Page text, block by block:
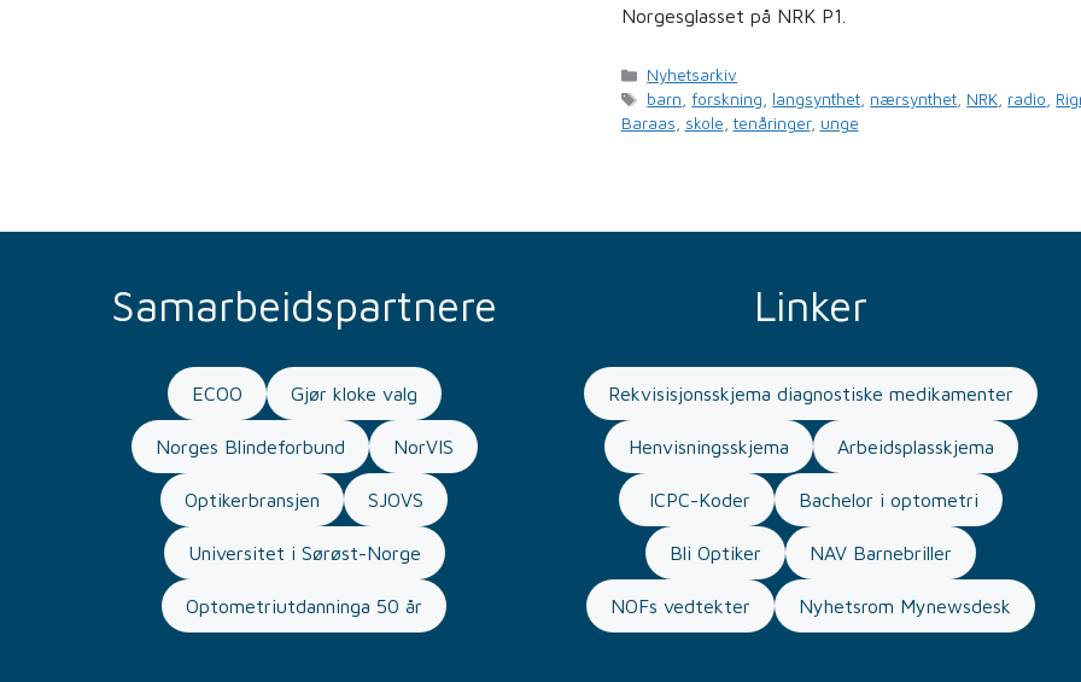
Norgesglasset på NRK P1.
Kategorier
Nyhetsarkiv
Stikkord
barn,forskning, langsynthet, nærsynthet, NRK, radio,
Baraas, skole,tenåringer, unge
Samarbeidspartnere
ECOO Gjør kloke valg
Norges Blindeforbund NorVIS
Optikerbransjen SJOVS
Universitet i Sørøst-Norge
Optometriutdanninga 50 år
Linker
Rekvisisjonsskjema diagnostiske medikamenter
Henvisningsskjema Arbeidsplasskjema
ICPC-Koder Bachelor i optometri
Bli Optiker NAV Barnebriller
NOFs vedtekter Nyhetsrom Mynewsdesk